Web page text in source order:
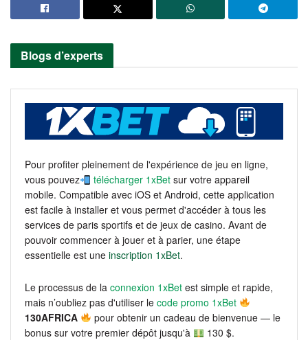
Blogs d’experts
Pour profiter pleinement de l'expérience de jeu en ligne,
vous pouvez
télécharger 1xBet sur votre appareil
mobile. Compatible avec iOS et Android, cette application
est facile à installer et vous permet d'accéder à tous les
services de paris sportifs et de jeux de casino. Avant de
pouvoir commencer à jouer et à parier, une étape
essentielle est une inscription 1xBet.
Le processus de la connexion 1xBet est simple et rapide,
mais n’oubliez pas d'utiliser le code promo 1xBet
130AFRICA
pour obtenir un cadeau de bienvenue — le
bonus sur votre premier dépôt jusqu'à
130 $.